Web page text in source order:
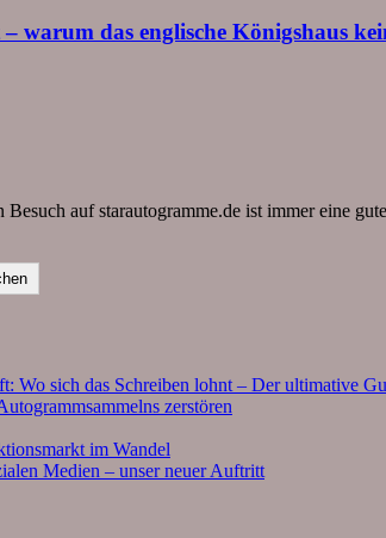
warum das englische Königshaus
auf starautogramme.de ist immer eine
Wo sich das Schreiben lohnt – Der ultimative
zerstören
im Wandel
Medien – unser neuer Auftritt